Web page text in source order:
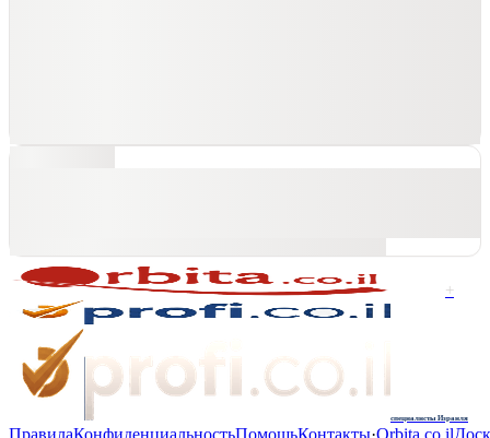
+
специалисты Израиля
ПравилаКонфиденциальностьПомощьКонтакты·Orbita.co.il